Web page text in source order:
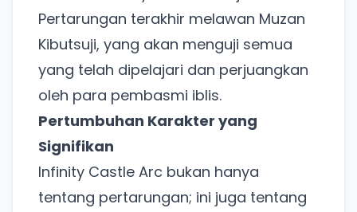
Pertarungan terakhir melawan Muzan
Kibutsuji, yang akan menguji semua
yang telah dipelajari dan perjuangkan
oleh para pembasmi iblis.
Pertumbuhan Karakter yang
Signifikan
Infinity Castle Arc bukan hanya
tentang pertarungan; ini juga tentang